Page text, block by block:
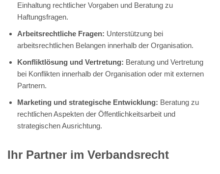
Einhaltung rechtlicher Vorgaben und Beratung zu
Haftungsfragen.
Arbeitsrechtliche Fragen: Unterstützung bei
arbeitsrechtlichen Belangen innerhalb der Organisation.
Konfliktlösung und Vertretung: Beratung und Vertretung
bei Konflikten innerhalb der Organisation oder mit externen
Partnern.
Marketing und strategische Entwicklung: Beratung zu
rechtlichen Aspekten der Öffentlichkeitsarbeit und
strategischen Ausrichtung.
Ihr Partner im Verbandsrecht